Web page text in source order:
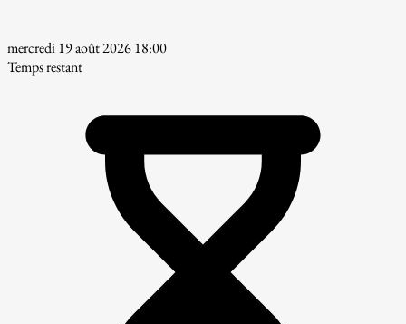
mercredi 19 août 2026 18:00
Temps restant